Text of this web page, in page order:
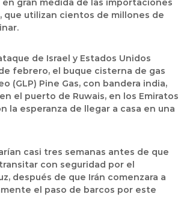
gran medida de las importaciones
que utilizan cientos de millones de
de Israel y Estados Unidos
febrero, el buque cisterna de gas
(GLP) Pine Gas, con bandera india,
el puerto de Ruwais, en los Emiratos
la esperanza de llegar a casa en una
casi tres semanas antes de que
con seguridad por el
después de que Irán comenzara a
el paso de barcos por este